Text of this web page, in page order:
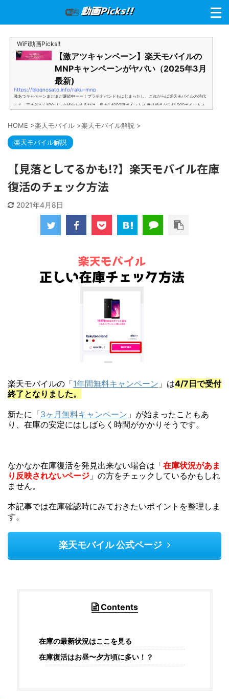
WiFi動画Picks!!
【激アツキャンペーン】楽天モバイルの
MNPキャンペーンがヤバい（2025年3月
最新)
https://blognosato.info/raku-mnp
激あつキャペーンまだまだ継続中ーー！プラチナバンドもはじまったし、これからは楽天モバイルの時代
っす。三木谷さん紹介リンク経由をするだけ。最大1,4000円ポイント→ 乗り換えなら14,000ポイント→
谷さんキャンペーン／2回線目以降でもOK再契約でもでもOK背水の陣の楽天モバイル。ついに「最後の賭
別招待ページから楽天モバイ...
HOME >楽天モバイル >楽天モバイル解説 >
楽天モバイル解説
【見落としてるかも!?】楽天モバイル在庫
復活のチェック方法
2021年4月8日
楽天モバイルの「1年間無料キャンペーン 」は4/7日で受付
終了となりました。
新たに「3ヶ月無料キャンペーン 」が始まったこともあ
り、在庫の安定にはしばらく時間がかかりそうです。
なかなか在庫復活を発見出来ない場合は「在庫状況があま
り反映されないページ 」の方をチェックしているかもしれ
ません。
本記事では在庫確認時にみておきたいポイントを整理しま
す。
楽天モバイル 公式ページ
Contents
在庫の最新状況はここを見る
在庫復活はお昼〜夕方頃に多い！？